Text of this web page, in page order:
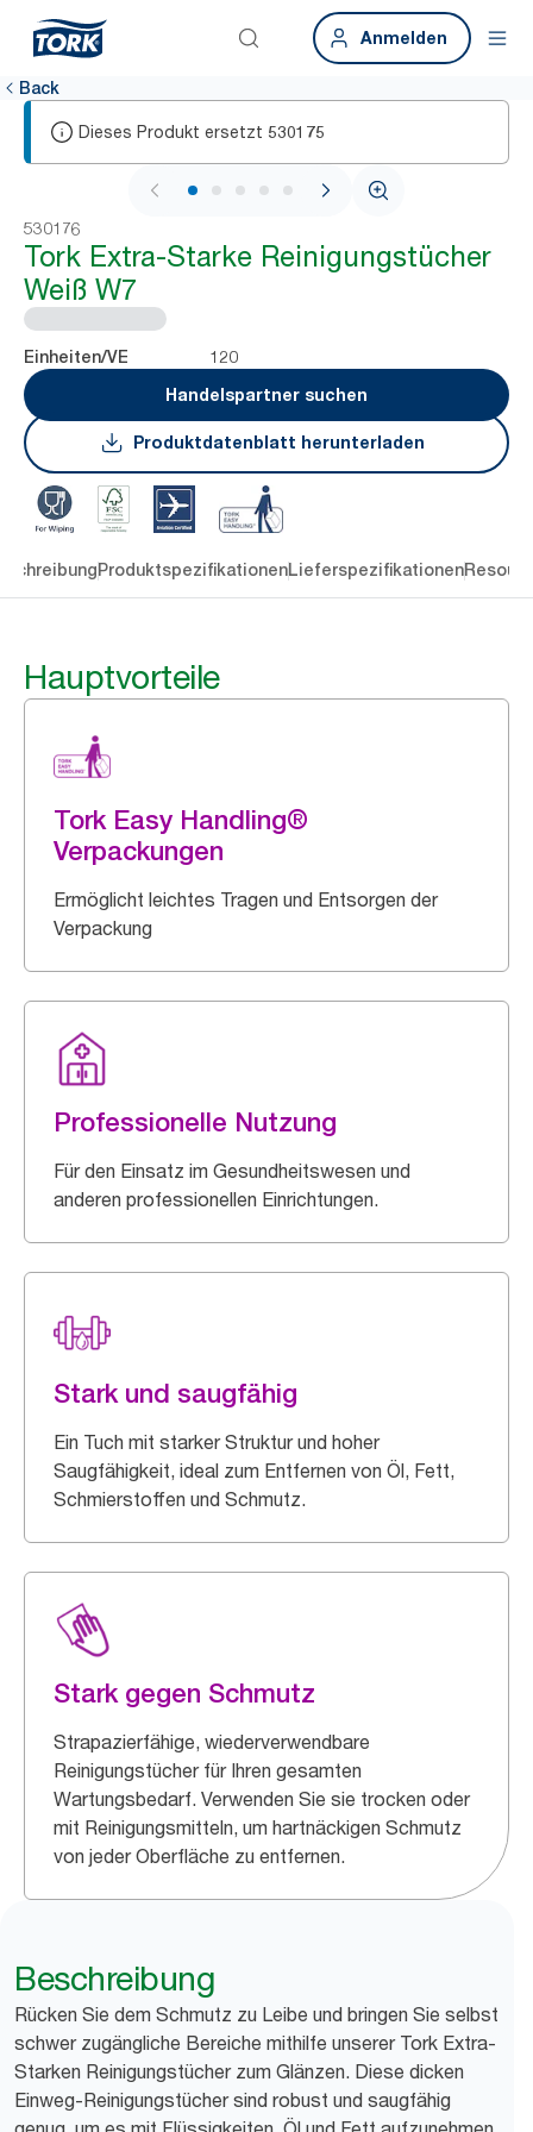
Anmelden
Back
Dieses Produkt ersetzt 530175
1 / 5
530176
Tork Extra-Starke Reinigungstücher
Weiß W7
Einheiten/VE
120
Handelspartner suchen
Produktdatenblatt herunterladen
ProduktspezifikationenLieferspezifikationen
Hauptvorteile
Tork Easy Handling®
Verpackungen
Ermöglicht leichtes Tragen und Entsorgen der
Verpackung
Professionelle Nutzung
Für den Einsatz im Gesundheitswesen und
anderen professionellen Einrichtungen.
Stark und saugfähig
Ein Tuch mit starker Struktur und hoher
Saugfähigkeit, ideal zum Entfernen von Öl, Fett,
Schmierstoffen und Schmutz.
Stark gegen Schmutz
Strapazierfähige, wiederverwendbare
Reinigungstücher für Ihren gesamten
Wartungsbedarf. Verwenden Sie sie trocken oder
mit Reinigungsmitteln, um hartnäckigen Schmutz
von jeder Oberfläche zu entfernen.
Beschreibung
Rücken Sie dem Schmutz zu Leibe und bringen Sie selbst
schwer zugängliche Bereiche mithilfe unserer Tork Extra-
Starken Reinigungstücher zum Glänzen. Diese dicken
Einweg-Reinigungstücher sind robust und saugfähig